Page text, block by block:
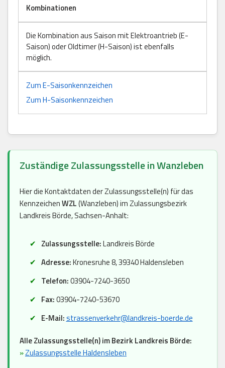
Kombinationen
Die Kombination aus Saison mit Elektroantrieb (E-
Saison) oder Oldtimer (H-Saison) ist ebenfalls
möglich.
Zum E-Saisonkennzeichen
Zum H-Saisonkennzeichen
Zuständige Zulassungsstelle in Wanzleben
Hier die Kontaktdaten der Zulassungsstelle(n) für das
KennzeichenWZL(Wanzleben) im Zulassungsbezirk
Landkreis Börde, Sachsen-Anhalt:
Zulassungsstelle:Landkreis Börde
Adresse:Kronesruhe 8, 39340 Haldensleben
Telefon:03904-7240-3650
Fax:03904-7240-53670
E-Mail:strassenverkehr@landkreis-boerde.de
Alle Zulassungsstelle(n) im Bezirk Landkreis Börde:
»Zulassungsstelle Haldensleben